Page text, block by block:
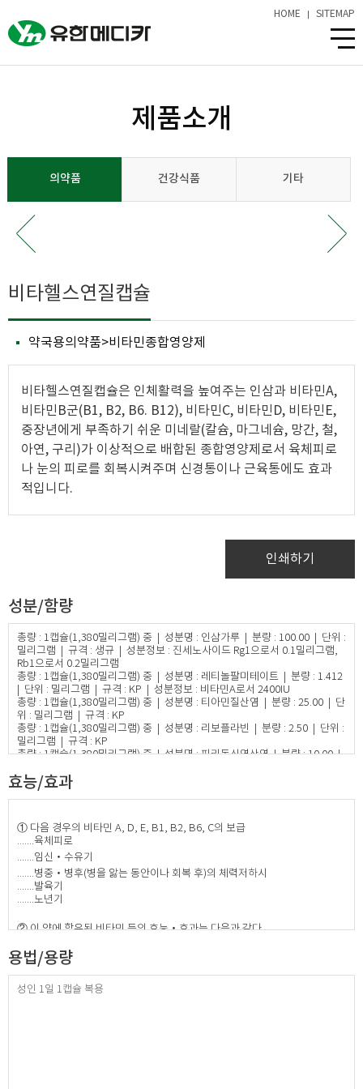
HOME SITEMAP
제품소개
의약품 건강식품 기타
비타헬스연질캡슐
약국용의약품>비타민종합영양제
비타헬스연질캡슐은 인체활력을 높여주는 인삼과 비타민A,
비타민B군(B1, B2, B6. B12), 비타민C, 비타민D, 비타민E,
중장년에게 부족하기 쉬운 미네랄(칼슘, 마그네슘, 망간, 철,
아연, 구리)가 이상적으로 배합된 종합영양제로서 육체피로
나 눈의 피로를 회복시켜주며 신경통이나 근육통에도 효과
적입니다.
인쇄하기
성분/함량
총량 : 1캡슐(1,380밀리그램) 중 | 성분명 : 인삼가루 | 분량 : 100.00 | 단위 :
밀리그램 | 규격 : 생규 | 성분정보 : 진세노사이드 Rg1으로서 0.1밀리그램,
Rb1으로서 0.2밀리그램
총량 : 1캡슐(1,380밀리그램) 중 | 성분명 : 레티놀팔미테이트 | 분량 : 1.412
| 단위 : 밀리그램 | 규격 : KP | 성분정보 : 비타민A로서 2400IU
총량 : 1캡슐(1,380밀리그램) 중 | 성분명 : 티아민질산염 | 분량 : 25.00 | 단
위 : 밀리그램 | 규격 : KP
총량 : 1캡슐(1,380밀리그램) 중 | 성분명 : 리보플라빈 | 분량 : 2.50 | 단위 :
밀리그램 | 규격 : KP
총량 : 1캡슐(1,380밀리그램) 중 | 성분명 : 피리독신염산염 | 분량 : 10.00 |
총량 : 1캡슐(1,380밀리그램) 중 | 성분명 : 시아노코발라민1000배산 | 분량
: 4.90 | 단위 : 밀리그램 | 규격 : KP | 성분정보 : 시아노코발라민으로서 4.9
총량 : 1캡슐(1,380밀리그램) 중 | 성분명 : 아스코르브산 | 분량 : 50.00 | 단
위 : 밀리그램 | 규격 : KP
총량 : 1캡슐(1,380밀리그램) 중 | 성분명 : 농축콜레칼시페롤(유상) | 분량 :
0.20 | 단위 : 밀리그램 | 규격 : BP | 성분정보 : 비타민D로서 200IU
총량 : 1캡슐(1,380밀리그램) 중 | 성분명 : 토코페롤아세테이트 | 분량 :
10.00 | 단위 : 밀리그램 | 규격 : KP | 성분정보 : 비타민E로서 10IU
총량 : 1캡슐(1,380밀리그램) 중 | 성분명 : 니코틴산아미드 | 분량 : 20.00 |
총량 : 1캡슐(1,380밀리그램) 중 | 성분명 : 판토텐산칼슘 | 분량 : 5.00 | 단
총량 : 1캡슐(1,380밀리그램) 중 | 성분명 : 무수인산수소칼슘 | 분량 : 50.00
| 단위 : 밀리그램 | 규격 : KP | 성분정보 : 인으로서11.38밀리그램, 칼슘으
로서 14.73밀리그램
총량 : 1캡슐(1,380밀리그램) 중 | 성분명 : 산화마그네슘 | 분량 : 10.00 | 단
효능/효과
① 다음 경우의 비타민 A, D, E, B1, B2, B6, C의 보급
.......육체피로
.......임신‧수유기
.......병중‧병후(병을 앓는 동안이나 회복 후)의 체력저하시
.......발육기
.......노년기
② 이 약에 함유된 비타민 등의 효능‧효과는 다음과 같다.
.......뼈, 이의 발육불량
.......구루병의 예방
.......다음 증상의 완화 : 신경통, 근육통, 관절통(요통, 어깨결림 등)
.......각기, 눈의 피로​
용법/용량
성인 1일 1캡슐 복용